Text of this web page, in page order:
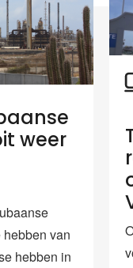
weer
van
hebben in